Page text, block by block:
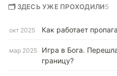
🗂 ЗДЕСЬ УЖЕ ПРОХОДИЛИ5
окт 2025 Как работает
мар 2025
Игра в Бога.
границу?